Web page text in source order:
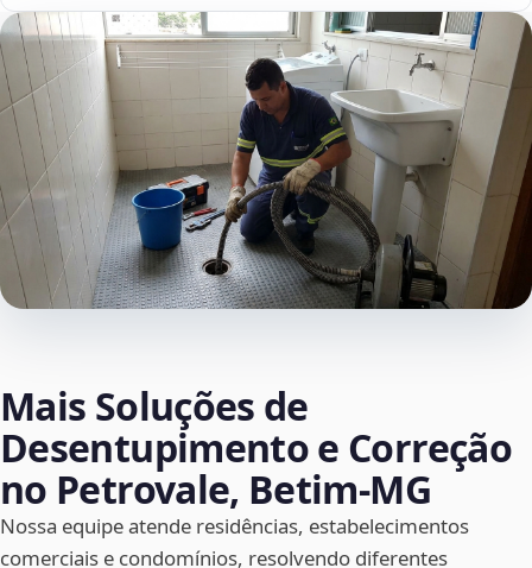
Mais Soluções de
Desentupimento e Correção
no Petrovale, Betim‑MG
Nossa equipe atende residências, estabelecimentos
comerciais e condomínios, resolvendo diferentes